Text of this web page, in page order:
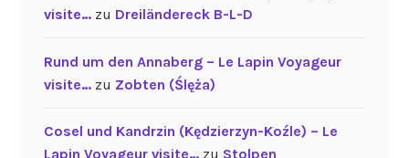
visite…zu Dreiländereck B-L-D
Rund um den Annaberg – Le Lapin Voyageur
visite…zu Zobten (Ślęża)
Cosel und Kandrzin (Kędzierzyn-Koźle) – Le
Lapin Voyageur visite…zu Stolpen